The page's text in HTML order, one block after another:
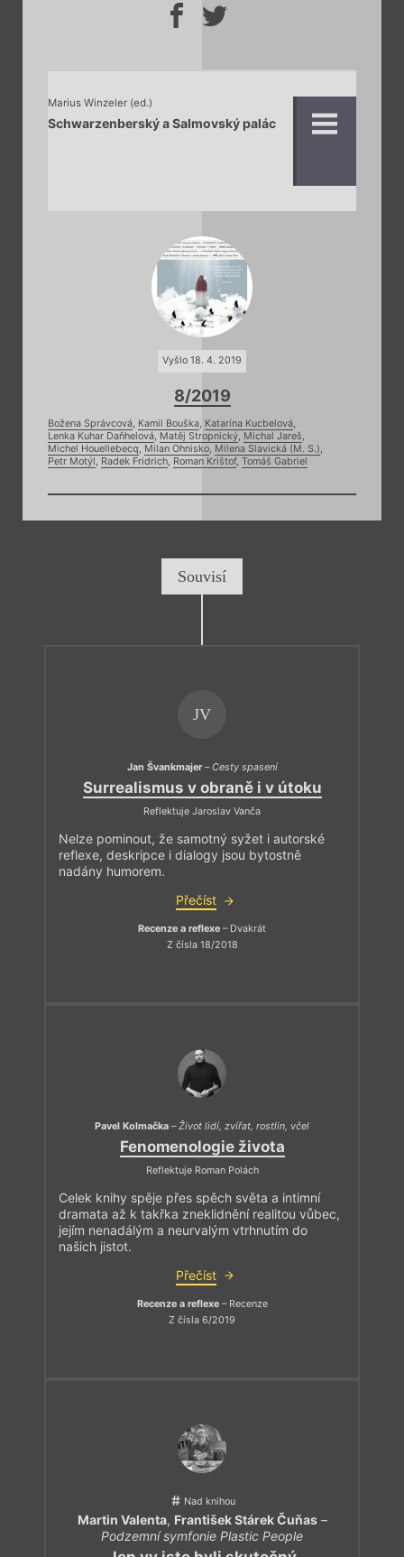
Marius Winzeler (ed.)
Schwarzenberský a Salmovský palác
Vyšlo 18. 4. 2019
8/2019
Božena Správcová, Kamil Bouška, Katarína Kucbelová,
Lenka Kuhar Daňhelová, Matěj Stropnický, Michal Jareš,
Michel Houellebecq, Milan Ohnisko, Milena Slavická (M. S.),
Petr Motýl, Radek Fridrich, Roman Krištof, Tomáš Gabriel
Souvisí
JV
Jan Švankmajer–Cesty spasení
Surrealismus v obraně i v útoku
Reflektuje Jaroslav Vanča
Nelze pominout, že samotný syžet i autorské
reflexe, deskripce i dialogy jsou bytostně
nadány humorem.
Přečíst
Recenze a reflexe – Dvakrát
Z čísla 18/2018
Pavel Kolmačka –Život lidí, zvířat, rostlin, včel
Fenomenologie života
Reflektuje Roman Polách
Celek knihy spěje přes spěch světa a intimní
dramata až k takřka zneklidnění realitou vůbec,
jejím nenadálým a neurvalým vtrhnutím do
našich jistot.
Přečíst
Recenze a reflexe– Recenze
Z čísla 6/2019
Nad knihou
Martin Valenta, František Stárek Čuňas–
Podzemní symfonie Plastic People